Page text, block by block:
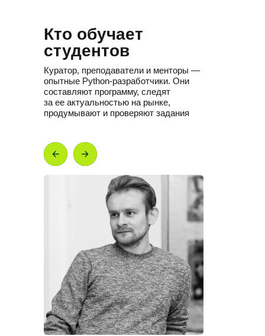
Кто обучает
студентов
Куратор, преподаватели и менторы —
опытные Python-разработчики. Они
составляют программу, следят
за ее актуальностью на рынке,
продумывают и проверяют задания